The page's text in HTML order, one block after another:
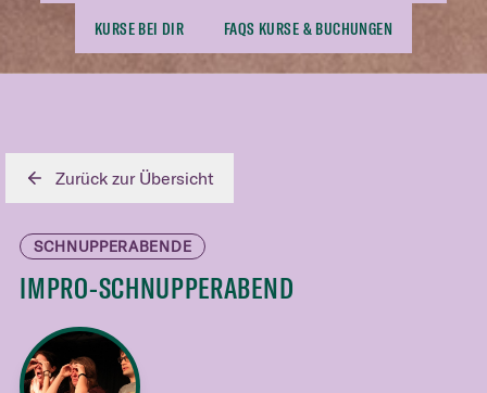
KURSE BEI DIR FAQS KURSE & BUCHUNGEN
Zurück zur Übersicht
SCHNUPPERABENDE
IMPRO-SCHNUPPERABEND